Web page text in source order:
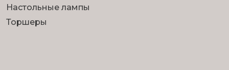
Настольные лампы
Торшеры